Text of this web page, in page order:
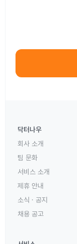
닥터나우
회사 소개
팀 문화
서비스 소개
제휴 안내
소식 · 공지
채용 공고